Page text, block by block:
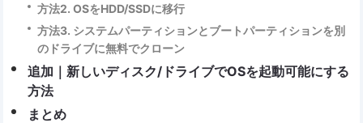
方法2. OSをHDD/SSDに移行
方法3. システムパーティションとブートパーティションを別
のドライブに無料でクローン
追加｜新しいディスク/ドライブでOSを起動可能にする
方法
まとめ